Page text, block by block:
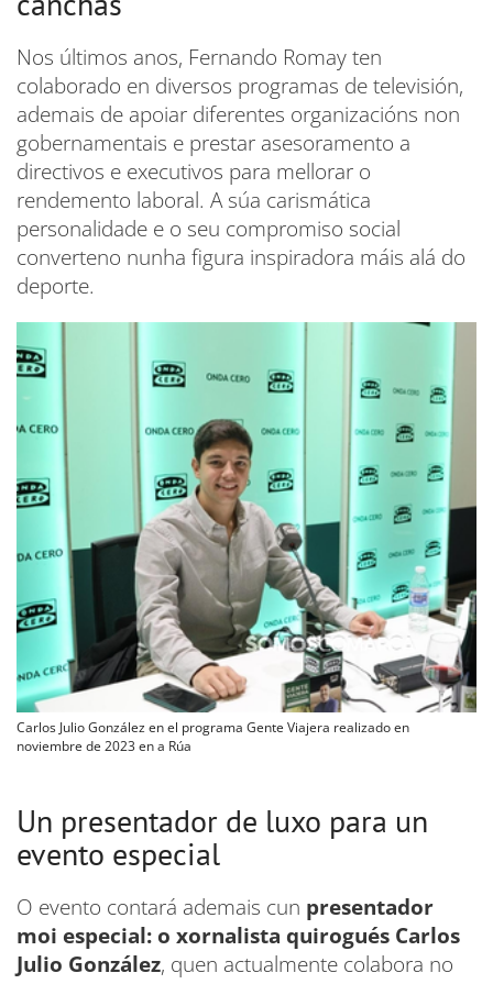
Nos últimos anos, Fernando Romay ten
colaborado en diversos programas de televisión,
ademais de apoiar diferentes organizacións non
gobernamentais e prestar asesoramento a
directivos e executivos para mellorar o
rendemento laboral. A súa carismática
personalidade e o seu compromiso social
converteno nunha figura inspiradora máis alá do
deporte.
Carlos Julio González en el programa Gente Viajera realizado en
noviembre de 2023 en a Rúa
Un presentador de luxo para un
evento especial
O evento contará ademais cun presentador
moi especial: o xornalista quirogués Carlos
Julio González, quen actualmente colabora no